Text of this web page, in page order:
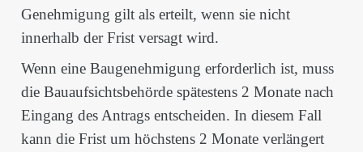
Genehmigung gilt als erteilt, wenn sie nicht
innerhalb der Frist versagt wird.
Wenn eine Baugenehmigung erforderlich ist, muss
die Bauaufsichtsbehörde spätestens 2 Monate nach
Eingang des Antrags entscheiden. In diesem Fall
kann die Frist um höchstens 2 Monate verlängert